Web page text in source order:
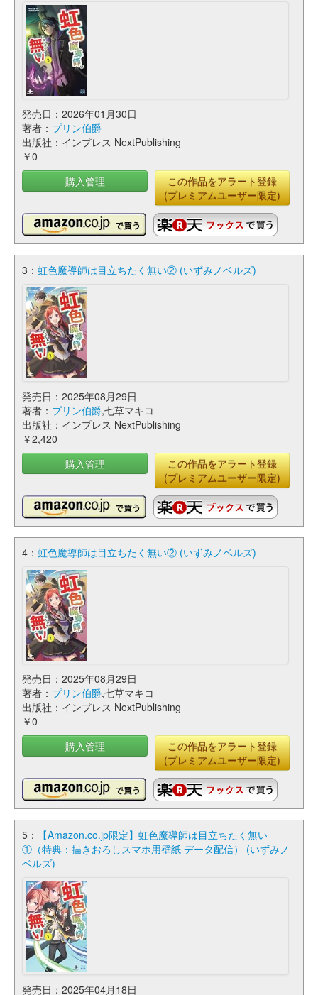
発売日：2026年01月30日
著者： プリン伯爵
出版社：インプレス NextPublishing
￥0
購入管理
この作品をアラート登録
(プレミアムユーザー限定)
3： 虹色魔導師は目立ちたく無い② (いずみノベルズ)
発売日：2025年08月29日
著者： プリン伯爵,七草マキコ
出版社：インプレス NextPublishing
￥2,420
購入管理
この作品をアラート登録
(プレミアムユーザー限定)
4： 虹色魔導師は目立ちたく無い② (いずみノベルズ)
発売日：2025年08月29日
著者： プリン伯爵,七草マキコ
出版社：インプレス NextPublishing
￥0
購入管理
この作品をアラート登録
(プレミアムユーザー限定)
5：
【Amazon.co.jp限定】虹色魔導師は目立ちたく無い
①（特典：描きおろしスマホ用壁紙 データ配信） (いずみノ
ベルズ)
発売日：2025年04月18日